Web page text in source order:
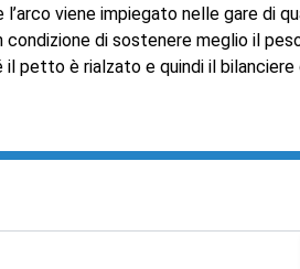
viene impiegato nelle gare di
di sostenere meglio il
il petto è rialzato e quindi il